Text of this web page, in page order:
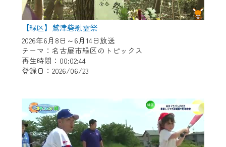
【緑区】鷲津砦慰霊祭
2026年6月8日～6月14日放送
テーマ：名古屋市緑区のトピックス
再生時間：00:02:44
登録日：2026/06/23